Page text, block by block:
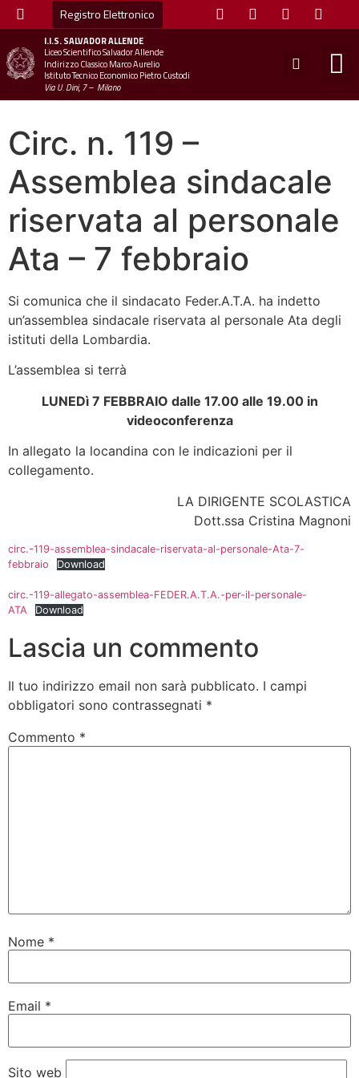
Registro Elettronico
I.I.S.SALVADOR ALLENDE
Liceo Scientifico Salvador Allende
Indirizzo Classico Marco Aurelio
Istituto Tecnico Economico Pietro Custodi
Via U. Dini, 7 – Milano
Circ. n. 119 –
Assemblea sindacale
riservata al personale
Ata – 7 febbraio
Si comunica che il sindacato Feder.A.T.A. ha indetto
un’assemblea sindacale riservata al personale Ata degli
istituti della Lombardia.
L’assemblea si terrà
LUNEDì 7 FEBBRAIO dalle 17.00 alle 19.00 in
videoconferenza
In allegato la locandina con le indicazioni per il
collegamento.
LA DIRIGENTE SCOLASTICA
Dott.ssa Cristina Magnoni
circ.-119-assemblea-sindacale-riservata-al-personale-Ata-7-
febbraio
Download
circ.-119-allegato-assemblea-FEDER.A.T.A.-per-il-personale-
ATA
Download
Lascia un commento
Il tuo indirizzo email non sarà pubblicato. I campi
obbligatori sono contrassegnati *
Commento *
Nome *
Email *
Sito web